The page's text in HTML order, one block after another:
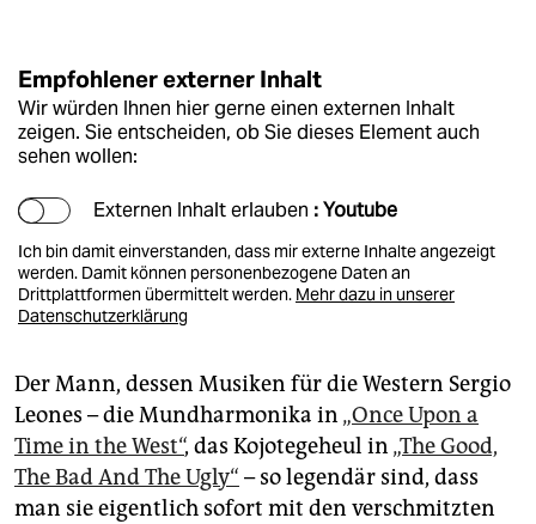
Empfohlener externer Inhalt
Wir würden Ihnen hier gerne einen externen Inhalt
zeigen. Sie entscheiden, ob Sie dieses Element auch
sehen wollen:
Externen Inhalt erlauben : Youtube
Ich bin damit einverstanden, dass mir externe Inhalte angezeigt
werden. Damit können personenbezogene Daten an
Drittplattformen übermittelt werden. Mehr dazu in unserer
Datenschutzerklärung
Der Mann, dessen Musiken für die Western Sergio
Leones – die Mundharmonika in „Once Upon a
Time in the West“, das Kojotegeheul in „The Good,
The Bad And The Ugly“ – so legendär sind, dass
man sie eigentlich sofort mit den verschmitzten